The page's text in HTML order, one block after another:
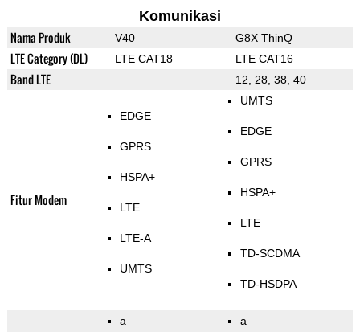
Komunikasi
Nama Produk V40 G8X ThinQ
LTE Category (DL) LTE CAT18 LTE CAT16
Band LTE 12, 28, 38, 40
Fitur Modem
EDGE
GPRS
HSPA+
LTE
LTE-A
UMTS
UMTS
EDGE
GPRS
HSPA+
LTE
TD-SCDMA
TD-HSDPA
a a